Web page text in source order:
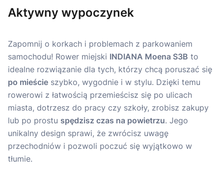
Aktywny wypoczynek
Zapomnij o korkach i problemach z parkowaniem
samochodu! Rower miejski INDIANA Moena S3B to
idealne rozwiązanie dla tych, którzy chcą poruszać się
po mieście szybko, wygodnie i w stylu. Dzięki temu
rowerowi z łatwością przemieścisz się po ulicach
miasta, dotrzesz do pracy czy szkoły, zrobisz zakupy
lub po prostu spędzisz czas na powietrzu. Jego
unikalny design sprawi, że zwrócisz uwagę
przechodniów i pozwoli poczuć się wyjątkowo w
tłumie.